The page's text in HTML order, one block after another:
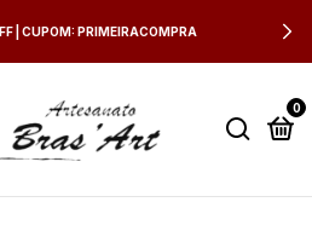
| CUPOM: PRIMEIRACOMPRA
0